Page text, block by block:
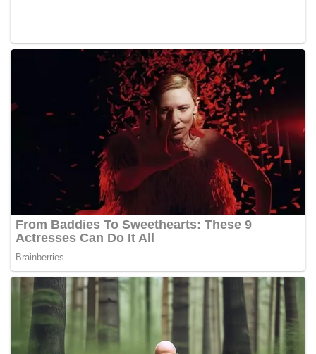
“Laporan Geosains Australia menyatakan bahawa sangat
tidak mungkin terdapat medan serpihan pesawat dalam
kawasan yang disemak semula,” kata ketua pesuruhjaya
ATSB Angus Mitchell.
Semakan itu mengambil masa dua bulan untuk menyaring
data sonar resolusi tinggi bagi sekitar 4,900km persegi
dasar laut di Lautan Hindi, berjumlah kira-kira 81,000 fail
dan sebesar 3 terabait.
Walau bagaimanapun, laporan itu juga mencatatkan jurang
yang ketara dalam data yang disemak.
Laporan Geosains Australia itu bertarikh 8 Mac tetapi
hanya diumumkan semalam.
Ia mengakui bahawa kawasan semakan itu hanya 29
peratus daripada kawasan 17,000km persegi yang diminta